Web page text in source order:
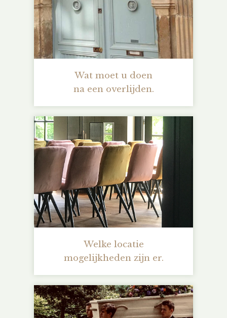
Wat moet u doen
na een overlijden.
Welke locatie
mogelijkheden zijn er.